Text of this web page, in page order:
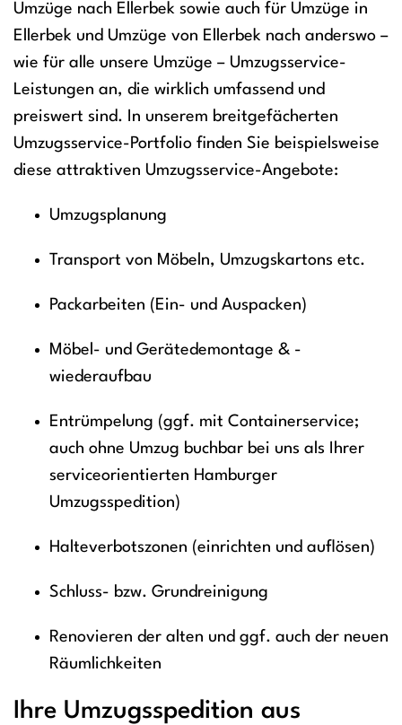
Umzüge nach Ellerbek sowie auch für Umzüge in
Ellerbek und Umzüge von Ellerbek nach anderswo –
wie für alle unsere Umzüge – Umzugsservice-
Leistungen an, die wirklich umfassend und
preiswert sind. In unserem breitgefächerten
Umzugsservice-Portfolio finden Sie beispielsweise
diese attraktiven Umzugsservice-Angebote:
Umzugsplanung
Transport von Möbeln, Umzugskartons etc.
Packarbeiten (Ein- und Auspacken)
Möbel- und Gerätedemontage & -
wiederaufbau
Entrümpelung (ggf. mit Containerservice;
auch ohne Umzug buchbar bei uns als Ihrer
serviceorientierten Hamburger
Umzugsspedition)
Halteverbotszonen (einrichten und auflösen)
Schluss- bzw. Grundreinigung
Renovieren der alten und ggf. auch der neuen
Räumlichkeiten
Ihre Umzugsspedition aus